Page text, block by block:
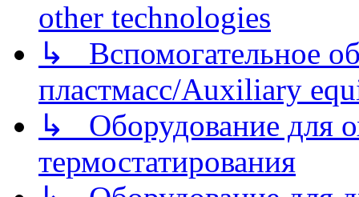
other technologies
↳ Вспомогательное
пластмасс/Auxiliary
↳ Оборудование для
термостатирования